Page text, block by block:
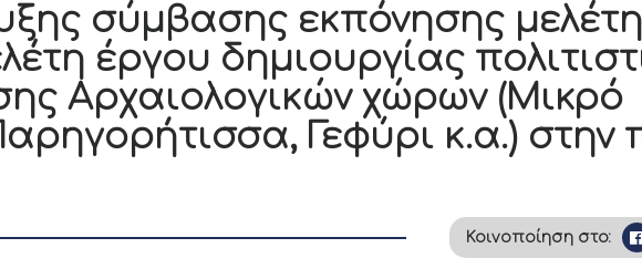
σύμβασης εκπόνησης
έργου δημιουργίας
Αρχαιολογικών χώρων (Μικρό
Γεφύρι κ.α.) στην
Κοινοποίηση στο: